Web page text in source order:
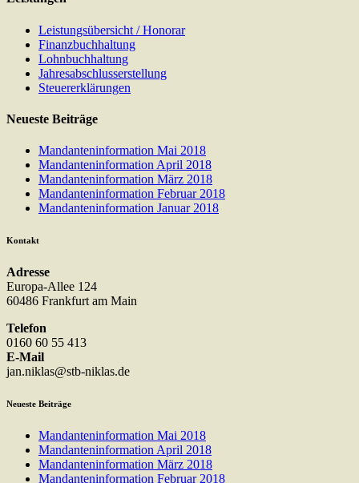
Leistungsübersicht / Honorar
Finanzbuchhaltung
Lohnbuchhaltung
Jahresabschlusserstellung
Steuererklärungen
Neueste Beiträge
Mandanteninformation Mai 2018
Mandanteninformation April 2018
Mandanteninformation März 2018
Mandanteninformation Februar 2018
Mandanteninformation Januar 2018
Kontakt
Adresse
Europa-Allee 124
60486 Frankfurt am Main
Telefon
0160 60 55 413
E-Mail
jan.niklas@stb-niklas.de
Neueste Beiträge
Mandanteninformation Mai 2018
Mandanteninformation April 2018
Mandanteninformation März 2018
Mandanteninformation Februar 2018